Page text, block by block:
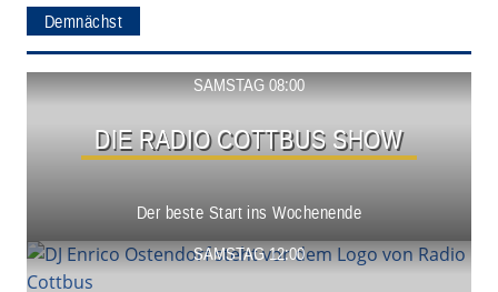
Demnächst
SAMSTAG 08:00
DIE RADIO COTTBUS SHOW
Der beste Start ins Wochenende
Show ansehen
SAMSTAG 12:00
Show ansehen